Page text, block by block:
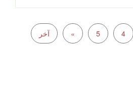
4
5
» آخر